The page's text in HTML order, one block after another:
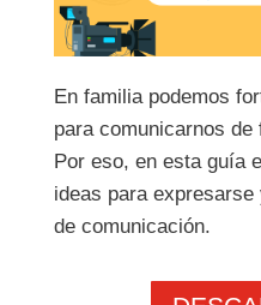
En familia podemos
para comunicarnos
Por eso, en esta guía
ideas para
de comunicación.